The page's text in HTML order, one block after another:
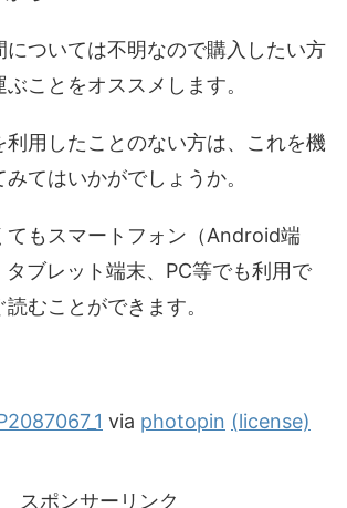
については不明なので購入したい方
ことをオススメします。
利用したことのない方は、これを機
てはいかがでしょうか。
てもスマートフォン（Android端
タブレット端末、PC等でも利用で
むことができます。
via photopin (license)
スポンサーリンク